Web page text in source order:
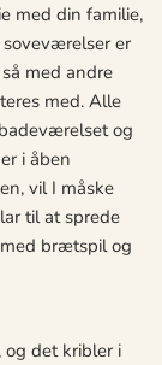
med din familie,
er
med andre
med. Alle
og
i åben
vil I måske
til at sprede
brætspil og
og det kribler i